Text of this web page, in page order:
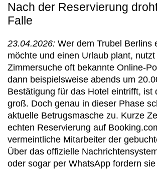
Nach der Reservierung
Falle
23.04.2026: Wer dem Trubel Berlins
möchte und einen Urlaub plant,
Zimmersuche oft bekannte Online-
dann beispielsweise abends um
Bestätigung für das Hotel eintrifft, ist
groß. Doch genau in dieser Phase
aktuelle Betrugsmasche zu. Kurze
echten Reservierung auf
vermeintliche Mitarbeiter der
Über das offizielle
oder sogar per WhatsApp fordern